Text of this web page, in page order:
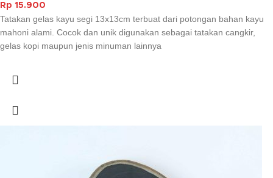
Rp 15.900
Tatakan gelas kayu segi 13x13cm terbuat dari potongan bahan kayu
mahoni alami. Cocok dan unik digunakan sebagai tatakan cangkir,
gelas kopi maupun jenis minuman lainnya